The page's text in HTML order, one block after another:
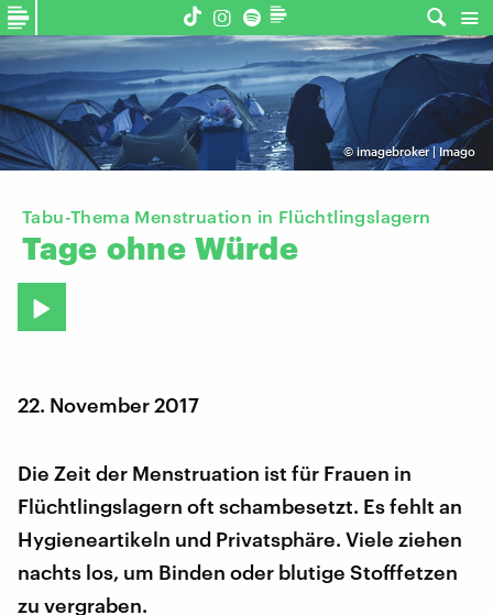
© imagebroker | Imago
Tabu-Thema Menstruation in Flüchtlingslagern
Tage ohne Würde
22. November 2017
Die Zeit der Menstruation ist für Frauen in
Flüchtlingslagern oft schambesetzt. Es fehlt an
Hygieneartikeln und Privatsphäre. Viele ziehen
nachts los, um Binden oder blutige Stofffetzen
zu vergraben.